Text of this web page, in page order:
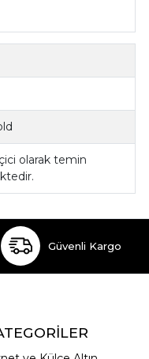
olarak temin
Güvenli Kargo